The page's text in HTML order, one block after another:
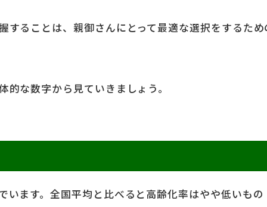
することは、親御さんにとって最適な選択をするため
的な数字から見ていきましょう。
います。全国平均と比べると高齢化率はやや低いもの